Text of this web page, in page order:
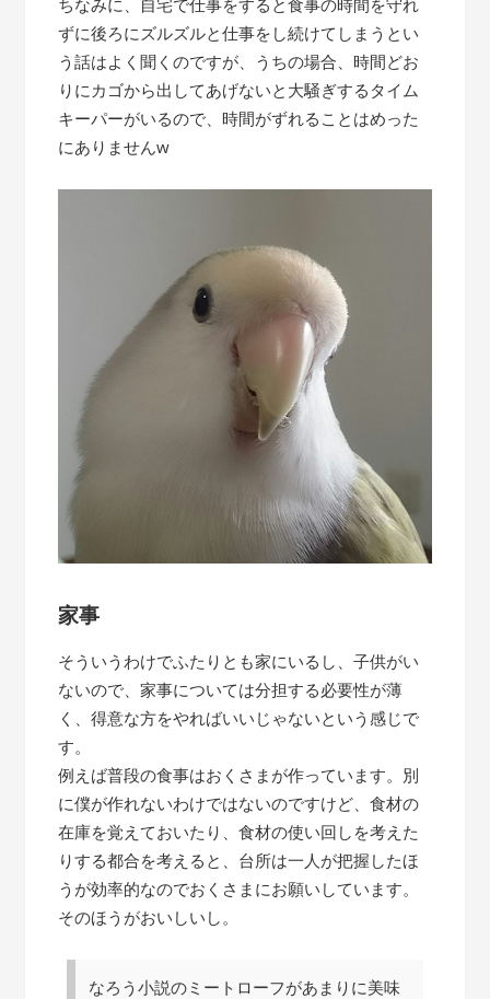
ちなみに、自宅で仕事をすると食事の時間を守れ
ずに後ろにズルズルと仕事をし続けてしまうとい
う話はよく聞くのですが、うちの場合、時間どお
りにカゴから出してあげないと大騒ぎするタイム
キーパーがいるので、時間がずれることはめった
にありませんw
家事
そういうわけでふたりとも家にいるし、子供がい
ないので、家事については分担する必要性が薄
く、得意な方をやればいいじゃないという感じで
す。
例えば普段の食事はおくさまが作っています。別
に僕が作れないわけではないのですけど、食材の
在庫を覚えておいたり、食材の使い回しを考えた
りする都合を考えると、台所は一人が把握したほ
うが効率的なのでおくさまにお願いしています。
そのほうがおいしいし。
なろう小説のミートローフがあまりに美味